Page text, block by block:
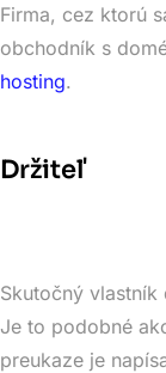
Firma, cez ktorú
obchodník s
hosting.
Držiteľ
Skutočný vlastník
Je to podobné
preukaze je